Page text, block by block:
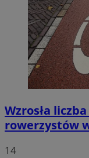
Wzrosła
rowerzystów
14